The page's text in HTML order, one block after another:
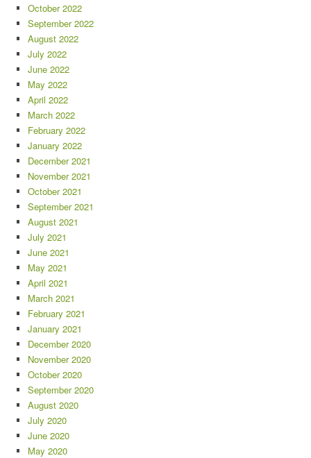
October 2022
September 2022
August 2022
July 2022
June 2022
May 2022
April 2022
March 2022
February 2022
January 2022
December 2021
November 2021
October 2021
September 2021
August 2021
July 2021
June 2021
May 2021
April 2021
March 2021
February 2021
January 2021
December 2020
November 2020
October 2020
September 2020
August 2020
July 2020
June 2020
May 2020